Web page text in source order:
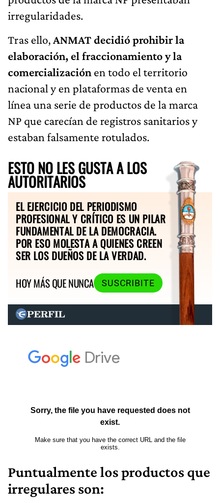
irregularidades.
Tras ello,ANMAT decidió prohibir la
elaboración, el fraccionamiento y la
comercialización en todo el territorio
nacional y en plataformas de venta en
línea una serie de productos de la marca
NP que carecían de registros sanitarios y
estaban falsamente rotulados.
ESTO NO LES GUSTA A LOS
AUTORITARIOS
EL EJERCICIO DEL PERIODISMO
PROFESIONAL Y CRÍTICO ES UN PILAR
FUNDAMENTAL DE LA DEMOCRACIA.
POR ESO MOLESTA A QUIENES CREEN
SER LOS DUEÑOS DE LA VERDAD.
HOY MÁS QUE NUNCA
SUSCRIBITE
Puntualmente los productos que
irregulares son: